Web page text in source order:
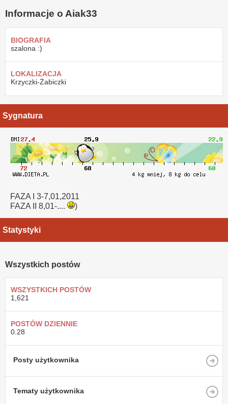
Informacje o Aiak33
BIOGRAFIA
szalona :)
LOKALIZACJA
Krzyczki-Żabiczki
Sygnatura
FAZA I 3-7,01,2011
FAZA II 8,01-....
)
Statystyki
Wszystkich postów
WSZYSTKICH POSTÓW
1,621
POSTÓW DZIENNIE
0.28
Posty użytkownika
Tematy użytkownika